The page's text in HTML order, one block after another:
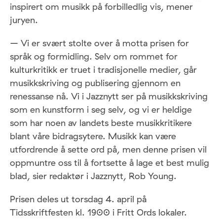
inspirert om musikk på forbilledlig vis, mener
juryen.
– Vi er svært stolte over å motta prisen for
språk og formidling. Selv om rommet for
kulturkritikk er truet i tradisjonelle medier, går
musikkskriving og publisering gjennom en
renessanse nå. Vi i Jazznytt ser på musikkskriving
som en kunstform i seg selv, og vi er heldige
som har noen av landets beste musikkritikere
blant våre bidragsytere. Musikk kan være
utfordrende å sette ord på, men denne prisen vil
oppmuntre oss til å fortsette å lage et best mulig
blad, sier redaktør i Jazznytt, Rob Young.
Prisen deles ut torsdag 4. april på
Tidsskriftfesten kl. 1900 i Fritt Ords lokaler.